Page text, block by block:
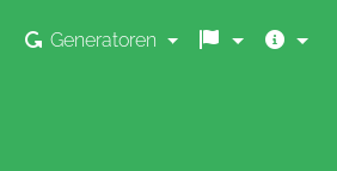
Generatoren